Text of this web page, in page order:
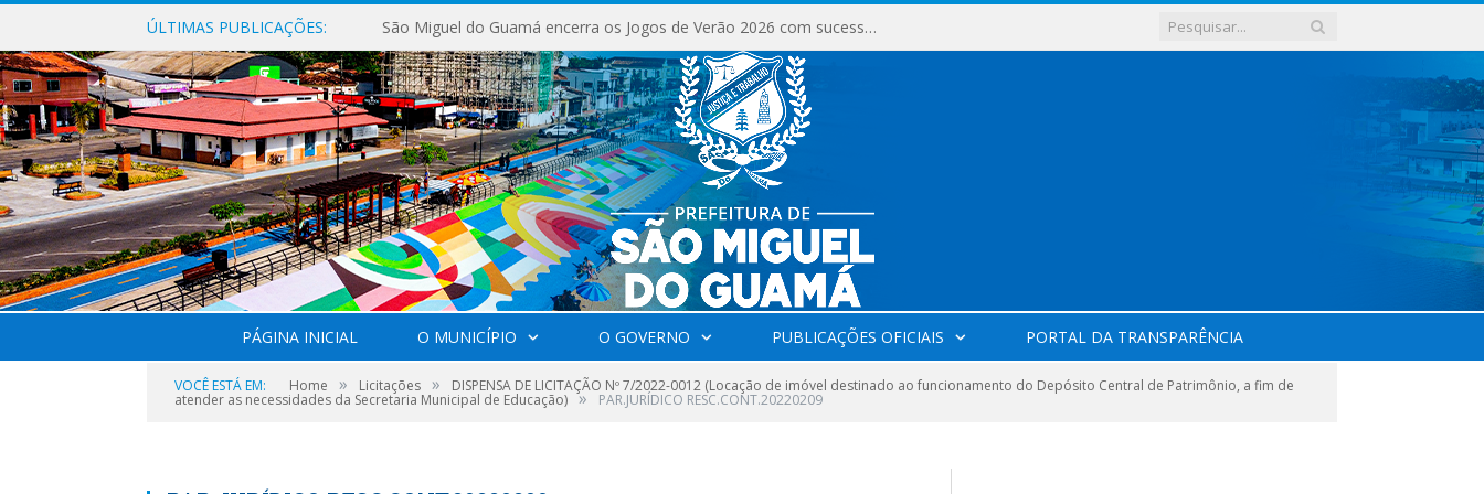
ÚLTIMAS PUBLICAÇÕES: São Miguel do Guamá encerra os Jogos de Verão 2026 com sucesso de público e competições.
PÁGINA INICIAL O MUNICÍPIO O GOVERNO PUBLICAÇÕES OFICIAIS PORTAL DA TRANSPARÊNCIA
VOCÊ ESTÁ EM: Home » Licitações » DISPENSA DE LICITAÇÃO Nº 7/2022-0012 (Locação de imóvel destinado ao funcionamento do Depósito Central de Patrimônio, a fim de
atender as necessidades da Secretaria Municipal de Educação) » PAR.JURÍDICO RESC.CONT.20220209